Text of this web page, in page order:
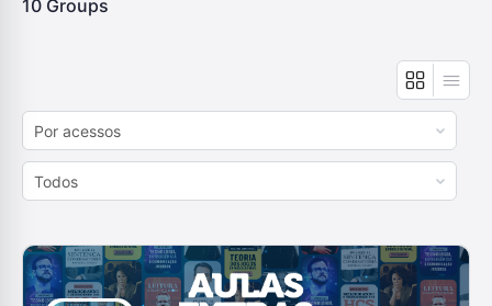
10 Groups
Order
By:
Order
By: